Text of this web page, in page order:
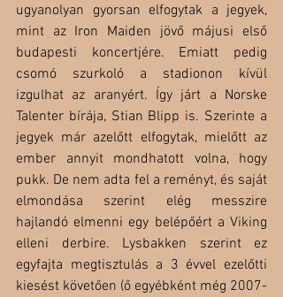
ugyanolyan gyorsan elfogytak a jegyek,
mint az Iron Maiden jövő májusi első
budapesti koncertjére. Emiatt pedig
csomó szurkoló a stadionon kívül
izgulhat az aranyért. Így járt a Norske
Talenter bírája, Stian Blipp is. Szerinte a
jegyek már azelőtt elfogytak, mielőtt az
ember annyit mondhatott volna, hogy
pukk. De nem adta fel a reményt, és saját
elmondása szerint elég messzire
hajlandó elmenni egy belépőért a Viking
elleni derbire. Lysbakken szerint ez
egyfajta megtisztulás a 3 évvel ezelőtti
kiesést követően (ő egyébként még 2007-